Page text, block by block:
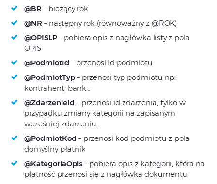
@BR – bieżący rok
@NR – następny rok (równoważny z @ROK)
@OPISLP – pobiera opis z nagłówka listy z pola
OPIS
@PodmiotId – przenosi Id podmiotu
@PodmiotTyp – przenosi typ podmiotu np:
kontrahent, bank…
@ZdarzenieId – przenosi id zdarzenia, tylko w
przypadku zmiany kategorii na zapisanym
wcześniej zdarzeniu.
@PodmiotKod – przenosi kod podmiotu z pola
domyślny płatnik
@KategoriaOpis – pobiera opis z kategorii, która na
płatność przenosi się z nagłówka dokumentu